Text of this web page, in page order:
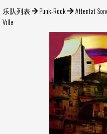
乐队列表 Punk-Rock Attentat
Ville